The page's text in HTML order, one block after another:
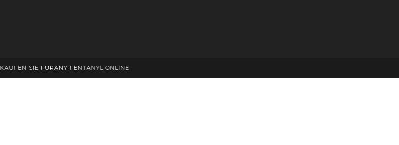
KAUFEN SIE FURANY FENTANYL ONLINE